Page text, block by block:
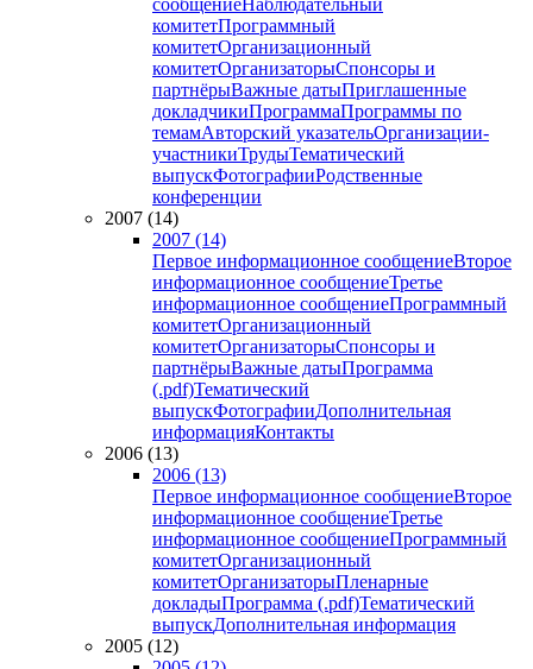
сообщениеНаблюдательный
комитетПрограммный
комитетОрганизационный
комитетОрганизаторыСпонсоры и
партнёрыВажные датыПриглашенные
докладчикиПрограммаПрограммы по
темамАвторский указательОрганизации-
участникиТрудыТематический
выпускФотографииРодственные
конференции
2007 (14)
2007 (14)
Первое информационное сообщениеВторое
информационное сообщениеТретье
информационное сообщениеПрограммный
комитетОрганизационный
комитетОрганизаторыСпонсоры и
партнёрыВажные датыПрограмма
(.pdf)Тематический
выпускФотографииДополнительная
информацияКонтакты
2006 (13)
2006 (13)
Первое информационное сообщениеВторое
информационное сообщениеТретье
информационное сообщениеПрограммный
комитетОрганизационный
комитетОрганизаторыПленарные
докладыПрограмма (.pdf)Тематический
выпускДополнительная информация
2005 (12)